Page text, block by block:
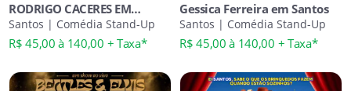
RODRIGO CACERES EM
SANTOS
Santos | Comédia Stand-Up
R$ 45,00 à 140,00 + Taxa*
Gessica Ferreira em Santos
Santos | Comédia Stand-Up
R$ 45,00 à 140,00 + Taxa*